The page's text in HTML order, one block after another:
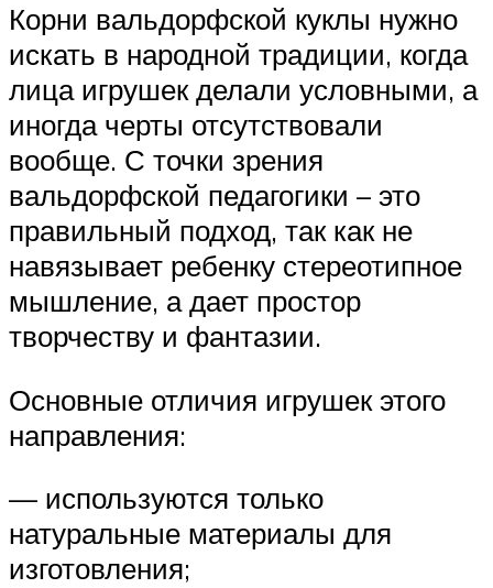
Корни вальдорфской куклы нужно
искать в народной традиции, когда
лица игрушек делали условными, а
иногда черты отсутствовали
вообще. С точки зрения
вальдорфской педагогики – это
правильный подход, так как не
навязывает ребенку стереотипное
мышление, а дает простор
творчеству и фантазии.
Основные отличия игрушек этого
направления:
— используются только
натуральные материалы для
изготовления;